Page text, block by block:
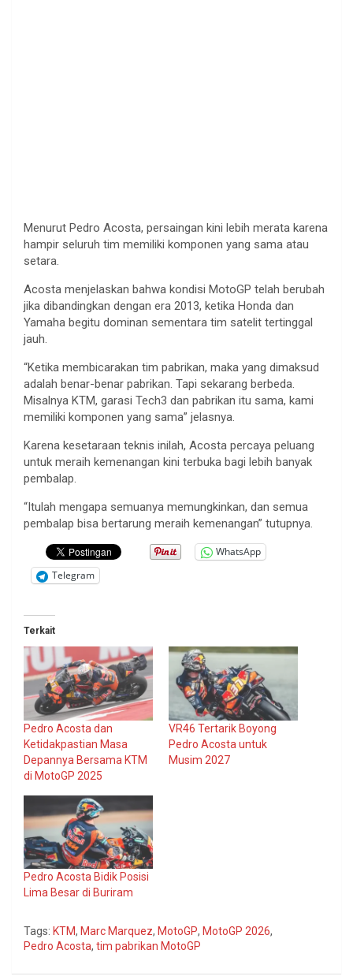
Menurut Pedro Acosta, persaingan kini lebih merata karena
hampir seluruh tim memiliki komponen yang sama atau
setara.
Acosta menjelaskan bahwa kondisi MotoGP telah berubah
jika dibandingkan dengan era 2013, ketika Honda dan
Yamaha begitu dominan sementara tim satelit tertinggal
jauh.
“Ketika membicarakan tim pabrikan, maka yang dimaksud
adalah benar-benar pabrikan. Tapi sekarang berbeda.
Misalnya KTM, garasi Tech3 dan pabrikan itu sama, kami
memiliki komponen yang sama” jelasnya.
Karena kesetaraan teknis inilah, Acosta percaya peluang
untuk meraih kemenangan kini terbuka bagi lebih banyak
pembalap.
“Itulah mengapa semuanya memungkinkan, dan semua
pembalap bisa bertarung meraih kemenangan” tutupnya.
WhatsApp
Telegram
Terkait
Pedro Acosta dan
Ketidakpastian Masa
Depannya Bersama KTM
di MotoGP 2025
VR46 Tertarik Boyong
Pedro Acosta untuk
Musim 2027
Pedro Acosta Bidik Posisi
Lima Besar di Buriram
Tags: KTM, Marc Marquez, MotoGP, MotoGP 2026,
Pedro Acosta, tim pabrikan MotoGP